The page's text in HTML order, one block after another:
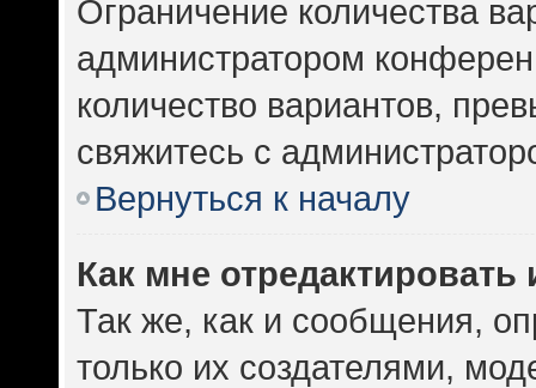
Ограничение количества
администратором
количество вариантов,
свяжитесь с
Вернуться к началу
Как мне
Так же, как и сообщения,
только их создателями,